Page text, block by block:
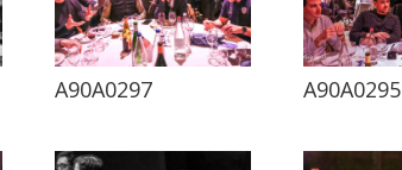
A90A0297 A90A0295